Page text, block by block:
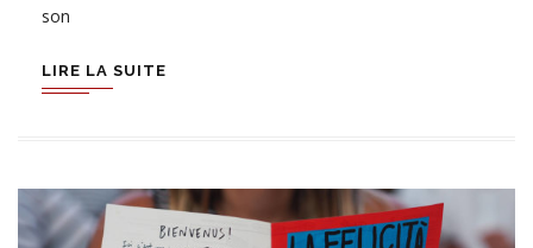
son
LIRE LA SUITE